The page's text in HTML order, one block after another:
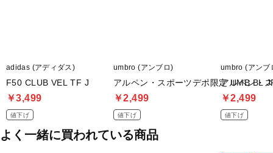
※ワイズを確認の上お買い求め下さい。また、足のサイズは甲高、
幅等個人差がありますので、あくまで目安としてご判断ください。
■メーカー型番：109042
adidas (アディダス)
F50 CLUB VEL TF J
￥3,499
値下げ
umbro (アンブロ)
アルペン・スポーツデポ限定 UMB BL
￥2,499
値下げ
umbro (アンブ
アルペン・
￥2,499
値下げ
よく一緒に買われている商品